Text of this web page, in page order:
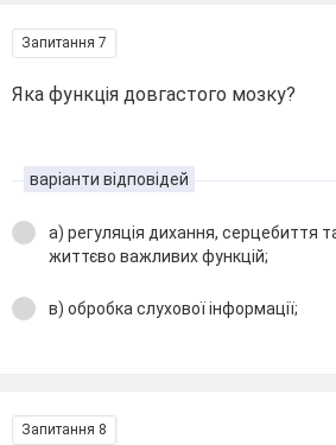
Запитання 7
Яка функція довгастого мозку?
варіанти відповідей
а) регуляція дихання, серцебиття
життєво важливих функцій;
в) обробка слухової інформації;
Запитання 8